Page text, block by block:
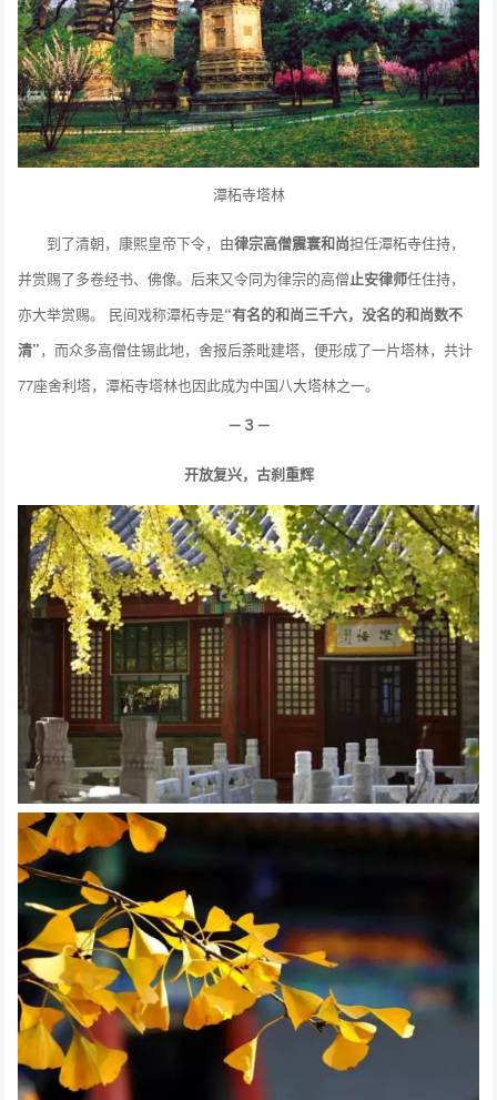
潭柘寺塔林
到了清朝，康熙皇帝下令，由律宗高僧震寰和尚担任潭柘寺住持，
并赏赐了多卷经书、佛像。后来又令同为律宗的高僧止安律师任住持，
亦大举赏赐。 民间戏称潭柘寺是“有名的和尚三千六，没名的和尚数不
清”，而众多高僧住锡此地，舍报后荼毗建塔，便形成了一片塔林，共计
77座舍利塔，潭柘寺塔林也因此成为中国八大塔林之一。
－３－
开放复兴，古刹重辉